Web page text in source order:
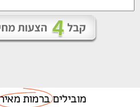
מוביליםברמות